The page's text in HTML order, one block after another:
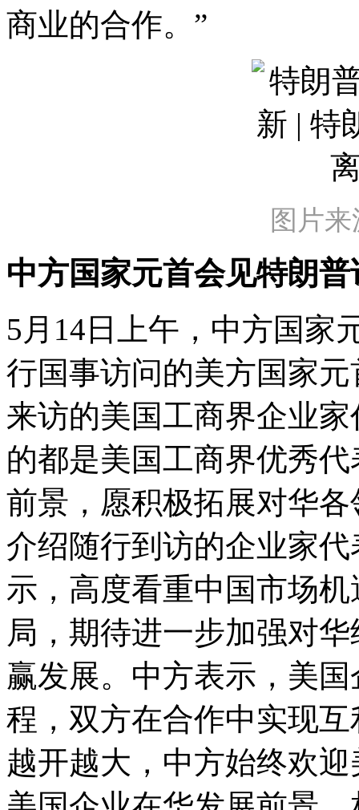
商业的合作。”
图片
中方国家元首会见特朗
5月14日上午，中方国家
行国事访问的美方国家
来访的美国工商界企业
的都是美国工商界优秀
前景，愿积极拓展对华
介绍随行到访的企业家
示，高度看重中国市场
局，期待进一步加强对
赢发展。中方表示，美
程，双方在合作中实现
越开越大，中方始终欢